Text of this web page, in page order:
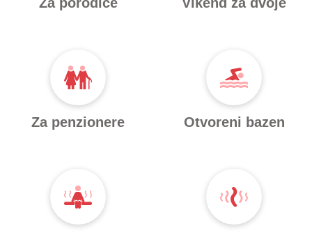
Za penzionere Otvoreni bazen